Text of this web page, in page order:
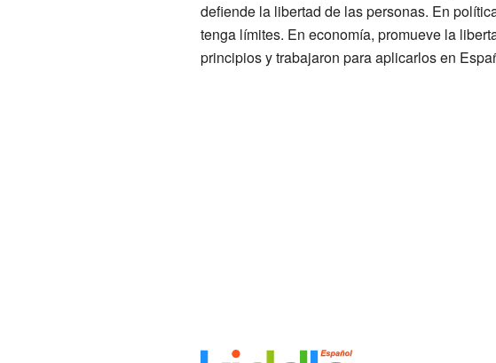
defiende la libertad de las personas. En
tenga límites. En economía, promueve la
principios y trabajaron para aplicarlos en